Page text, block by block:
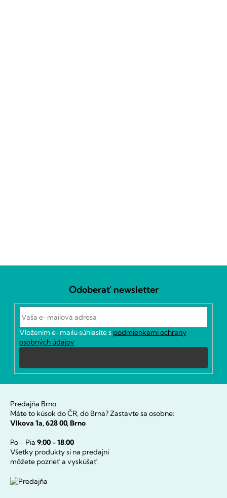
Odoberať newsletter
Vložením e-mailu súhlasíte s podmienkami ochrany
osobných údajov
sa
Predajňa Brno
Máte to kúsok do ČR, do Brna? Zastavte sa osobne:
Vlkova 1a, 628 00, Brno
Po - Pia 9:00 - 18:00
Všetky produkty si na predajni
môžete pozrieť a vyskúšať.